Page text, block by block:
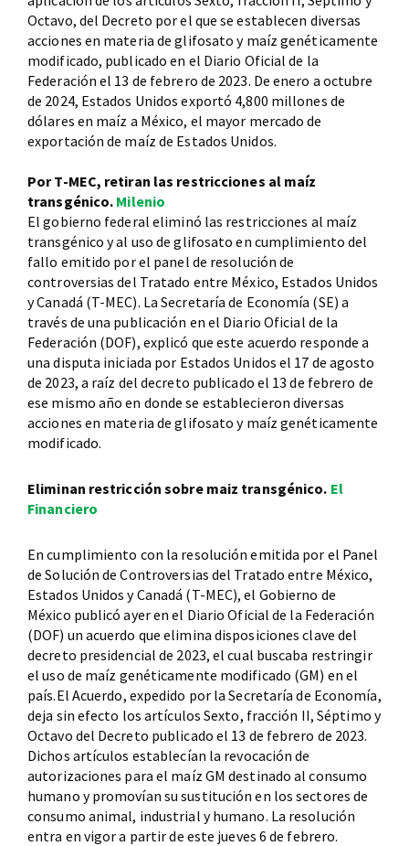
Octavo, del Decreto por el que se establecen diversas
acciones en materia de glifosato y maíz genéticamente
modificado, publicado en el Diario Oficial de la
Federación el 13 de febrero de 2023. De enero a octubre
de 2024, Estados Unidos exportó 4,800 millones de
dólares en maíz a México, el mayor mercado de
exportación de maíz de Estados Unidos.
Por T-MEC, retiran las restricciones al maíz
transgénico. Milenio
El gobierno federal eliminó las restricciones al maíz
transgénico y al uso de glifosato en cumplimiento del
fallo emitido por el panel de resolución de
controversias del Tratado entre México, Estados Unidos
y Canadá (T-MEC). La Secretaría de Economía (SE) a
través de una publicación en el Diario Oficial de la
Federación (DOF), explicó que este acuerdo responde a
una disputa iniciada por Estados Unidos el 17 de agosto
de 2023, a raíz del decreto publicado el 13 de febrero de
ese mismo año en donde se establecieron diversas
acciones en materia de glifosato y maíz genéticamente
modificado.
Eliminan restricción sobre maiz transgénico. El
Financiero
En cumplimiento con la resolución emitida por el Panel
de Solución de Controversias del Tratado entre México,
Estados Unidos y Canadá (T-MEC), el Gobierno de
México publicó ayer en el Diario Oficial de la Federación
(DOF) un acuerdo que elimina disposiciones clave del
decreto presidencial de 2023, el cual buscaba restringir
el uso de maíz genéticamente modificado (GM) en el
país.El Acuerdo, expedido por la Secretaría de Economía,
deja sin efecto los artículos Sexto, fracción II, Séptimo y
Octavo del Decreto publicado el 13 de febrero de 2023.
Dichos artículos establecían la revocación de
autorizaciones para el maíz GM destinado al consumo
humano y promovían su sustitución en los sectores de
consumo animal, industrial y humano. La resolución
entra en vigor a partir de este jueves 6 de febrero.